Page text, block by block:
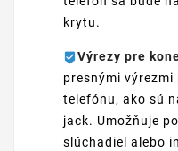
krytu.
Výrezy pre
presnými
telefónu, ako sú
jack. Umožňuje
slúchadiel alebo